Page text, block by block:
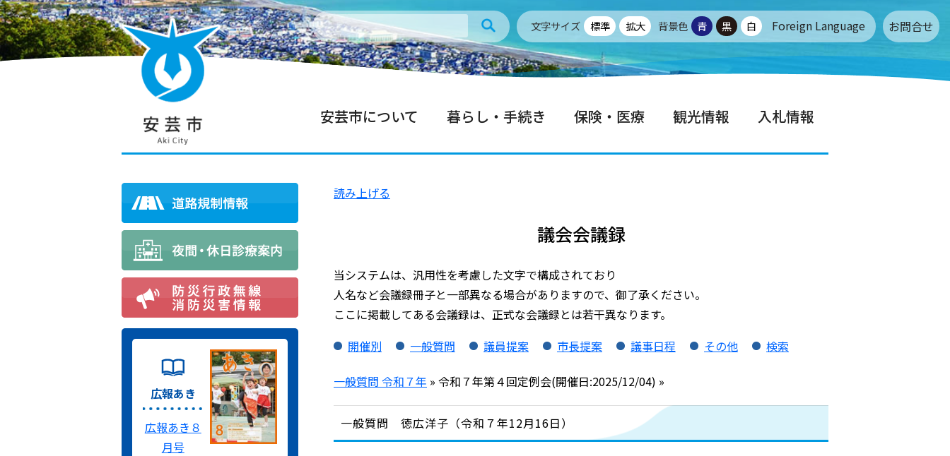
文字サイズ 標準 拡大 背景色 青 黒 白 Foreign Language お問合せ
安芸市について 暮らし・手続き 保険・医療 観光情報 入札情報
読み上げる
議会会議録
当システムは、汎用性を考慮した文字で構成されており
人名など会議録冊子と一部異なる場合がありますので、御了承ください。
ここに掲載してある会議録は、正式な会議録とは若干異なります。
開催別
一般質問 議員提案 市長提案 議事日程 その他 検索
一般質問 令和７年 » 令和７年第４回定例会(開催日:2025/12/04) »
一般質問 徳広洋子（令和７年12月16日）
広報あき
広報あき８
月号